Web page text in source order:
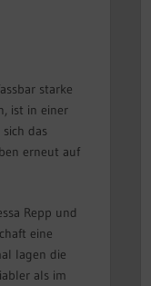
starke
ist in einer
das
erneut auf
Repp und
eine
lagen die
als im